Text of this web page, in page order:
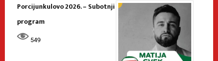
Porcijunkulovo 2026. – Subotnji
program
549